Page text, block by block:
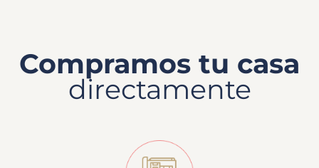
Compramos tu casa
directamente